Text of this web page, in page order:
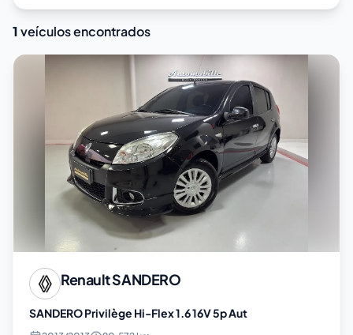
1veículos encontrados
RenaultSANDERO
SANDERO Privilège Hi-Flex 1.6 16V 5p Aut